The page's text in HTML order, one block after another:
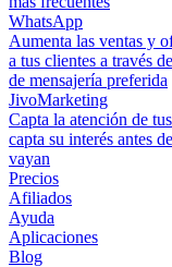
WhatsApp
Aumenta las ventas y
a tus clientes a través
de mensajería preferida
JivoMarketing
Capta la atención de
capta su interés antes
vayan
Precios
Afiliados
Ayuda
Aplicaciones
Blog